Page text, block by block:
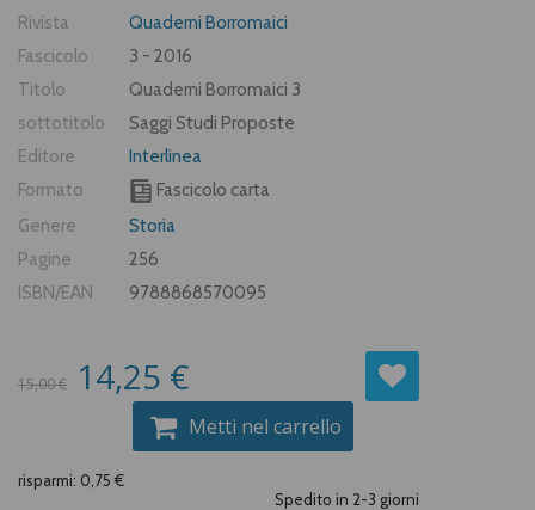
Rivista
Quaderni Borromaici
Fascicolo
3 - 2016
Titolo
Quaderni Borromaici 3
sottotitolo
Saggi Studi Proposte
Editore
Interlinea
Formato
Fascicolo carta
Genere
Storia
Pagine
256
ISBN/EAN
9788868570095
15,00 € 14,25 €
Metti nel carrello
risparmi: 0,75 €
Spedito in 2-3 giorni